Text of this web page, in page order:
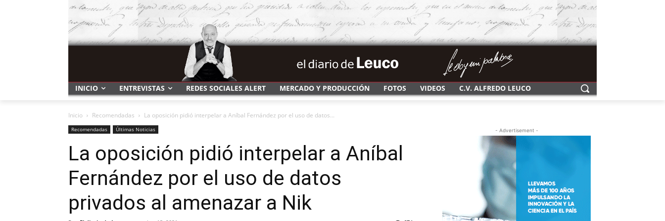
INICIO ENTREVISTAS REDES SOCIALES ALERT MERCADO Y PRODUCCIÓN FOTOS VIDEOS C.V. ALFREDO LEUCO
Inicio Recomendadas La oposición pidió interpelar a Aníbal Fernández por el uso de datos...
Recomendadas Últimas Noticias
La oposición pidió interpelar a Aníbal
Fernández por el uso de datos
privados al amenazar a Nik
- Advertisement -